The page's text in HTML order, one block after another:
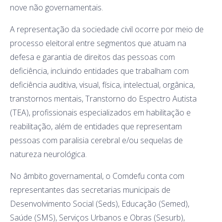
nove não governamentais.
A representação da sociedade civil ocorre por meio de
processo eleitoral entre segmentos que atuam na
defesa e garantia de direitos das pessoas com
deficiência, incluindo entidades que trabalham com
deficiência auditiva, visual, física, intelectual, orgânica,
transtornos mentais, Transtorno do Espectro Autista
(TEA), profissionais especializados em habilitação e
reabilitação, além de entidades que representam
pessoas com paralisia cerebral e/ou sequelas de
natureza neurológica.
No âmbito governamental, o Comdefu conta com
representantes das secretarias municipais de
Desenvolvimento Social (Seds), Educação (Semed),
Saúde (SMS), Serviços Urbanos e Obras (Sesurb),